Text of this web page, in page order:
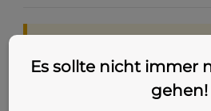
DA400 funktionieren
hauptsächlich
DA315 schweißt, ist mit
Es sollte nicht immer
gehen!